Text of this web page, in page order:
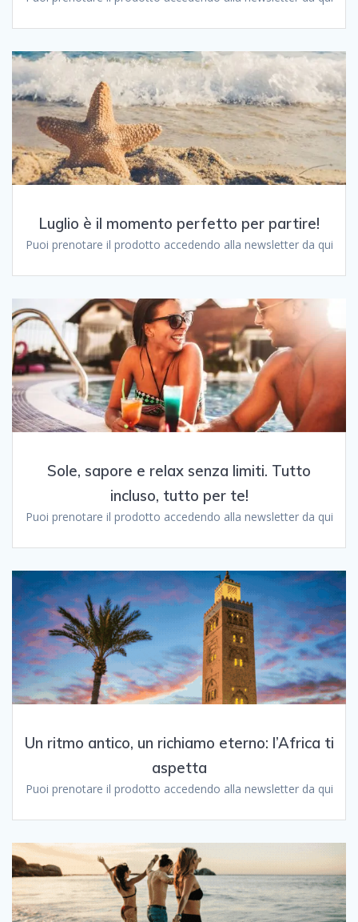
Luglio è il momento perfetto per partire!
Puoi prenotare il prodotto accedendo alla newsletter da qui
Sole, sapore e relax senza limiti. Tutto
incluso, tutto per te!
Puoi prenotare il prodotto accedendo alla newsletter da qui
Un ritmo antico, un richiamo eterno: l’Africa ti
aspetta
Puoi prenotare il prodotto accedendo alla newsletter da qui